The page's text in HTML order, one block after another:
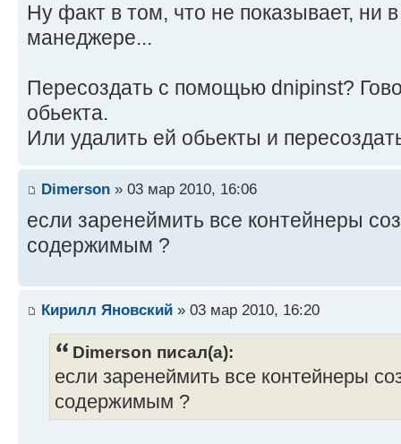
Ну факт в том, что не показывает, ни
манеджере...
Пересоздать с помощью dnipinst?
обьекта.
Или удалить ей обьекты и
Dimerson » 03 мар 2010, 16:06
если заренеймить все контейнеры
содержимым ?
Кирилл Яновский » 03 мар 2010, 16:20
Dimerson писал(а):
если заренеймить все контейнеры
содержимым ?